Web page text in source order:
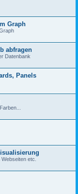
Graph
abfragen
Datenbank
Panels
etc.